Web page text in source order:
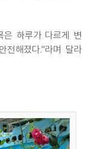
은 하루가 다르게 변
전해졌다."라며 달라